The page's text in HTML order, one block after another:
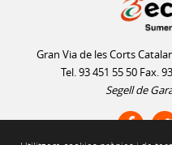
Gran Via de les Corts
Tel. 93 451 55 50 Fax.
Segell de